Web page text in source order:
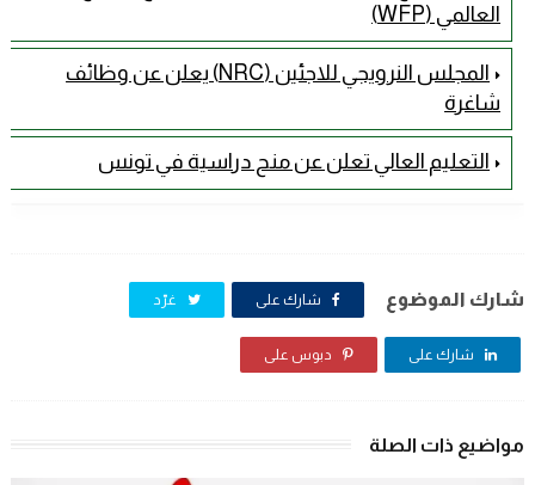
العالمي (WFP)
المجلس النرويجي للاجئين (NRC) يعلن عن وظائف
شاغرة
التعليم العالي تعلن عن منح دراسية في تونس
شارك الموضوع شارك على غرّد
شارك على دبوس على
مواضيع ذات الصلة